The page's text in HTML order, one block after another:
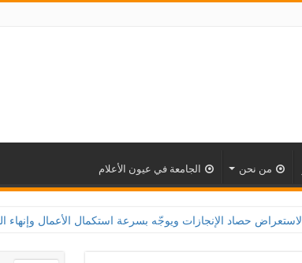
من نحن الجامعة في عيون الأعلام